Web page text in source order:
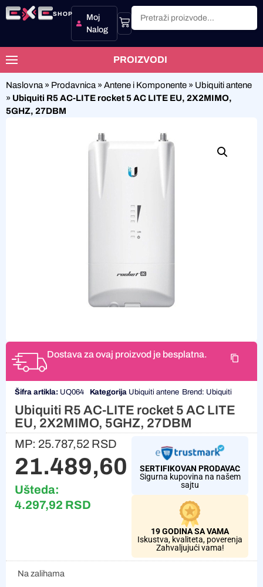
SHOP
Moj
Nalog
PROIZVODI
Naslovna » Prodavnica » Antene i Komponente » Ubiquiti antene
» Ubiquiti R5 AC-LITE rocket 5 AC LITE EU, 2X2MIMO,
5GHZ, 27DBM
Dostava za ovaj proizvod je besplatna.
Šifra artikla: UQ064 Kategorija Ubiquiti antene Brend: Ubiquiti
Ubiquiti R5 AC-LITE rocket 5 AC LITE
EU, 2X2MIMO, 5GHZ, 27DBM
MP: 25.787,52 RSD
21.489,60 RSD
Ušteda:
4.297,92 RSD
SERTIFIKOVAN PRODAVAC
Sigurna kupovina na našem
sajtu
19 GODINA SA VAMA
Iskustva, kvaliteta, poverenja
Zahvaljujući vama!
Na zalihama